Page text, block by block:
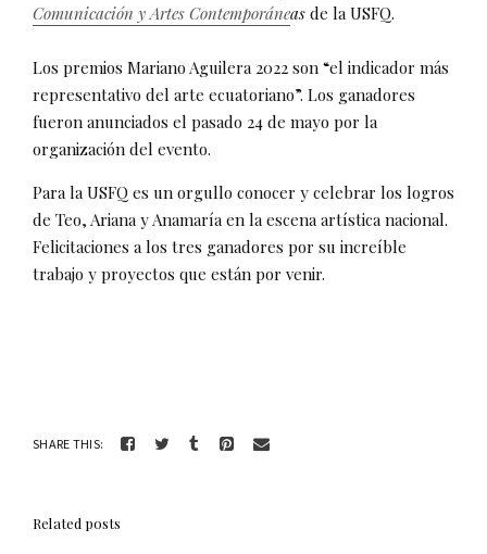
Comunicación y Artes Contemporáneas de la USFQ.
Los premios Mariano Aguilera 2022 son “el indicador más
representativo del arte ecuatoriano”. Los ganadores
fueron anunciados el pasado 24 de mayo por la
organización del evento.
Para la USFQ es un orgullo conocer y celebrar los logros
de Teo, Ariana y Anamaría en la escena artística nacional.
Felicitaciones a los tres ganadores por su increíble
trabajo y proyectos que están por venir.
SHARE THIS:
Related posts